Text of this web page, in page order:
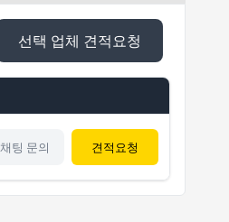
선택 업체 견적요청
채팅 문의 견적요청